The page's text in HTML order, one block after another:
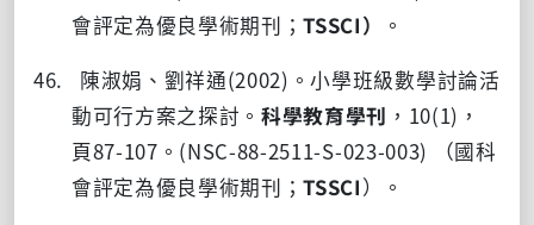
會評定為優良學術期刊；TSSCI）
。
46. 陳淑娟、劉祥通(2002) 。小學班級數學討論活
動可行方案之探討。科學教育學刊 ， 10(1) ，
頁87-107 。 (NSC-88-2511-S-023-003)
（國科
會評定為優良學術期刊；TSSCI）。